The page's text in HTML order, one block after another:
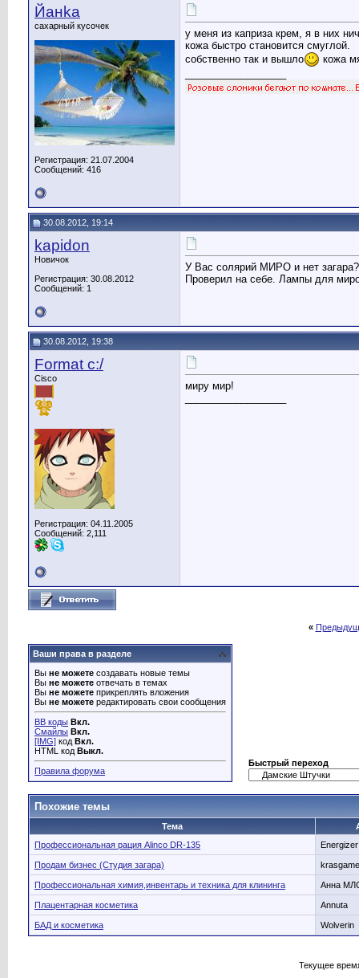
Йанka
сахарный кусочек
Регистрация: 21.07.2004
Сообщений: 416
у меня из каприза крем, я в них
кожа быстро становится смуглой.
собственно так и вышло
кожа
30.08.2012, 19:14
kapidon
Новичок
Регистрация: 30.08.2012
Сообщений: 1
У Вас солярий МИРО и нет
Проверил на себе. Лампы для
30.08.2012, 19:38
Format c:/
Cisco
Регистрация: 04.11.2005
Сообщений: 2,111
миру мир!
«
Ваши права в разделе
Вы не можете создавать новые темы
Вы не можете отвечать в темах
Вы не можете прикреплять вложения
Вы не можете редактировать свои сообщения
BB коды Вкл.
Смайлы Вкл.
[IMG] код Вкл.
HTML код Выкл.
Правила форума
Быстрый переход
Похожие темы
Тема
Профессиональная рация Alinco DR-135
Energizer
Продам бизнес (Студия загара) krasgame
Профессиональная химия,инвентарь и техника для клининга Анна
Плацентарная косметика Annuta
БАД и косметика Wolverin
Текущее